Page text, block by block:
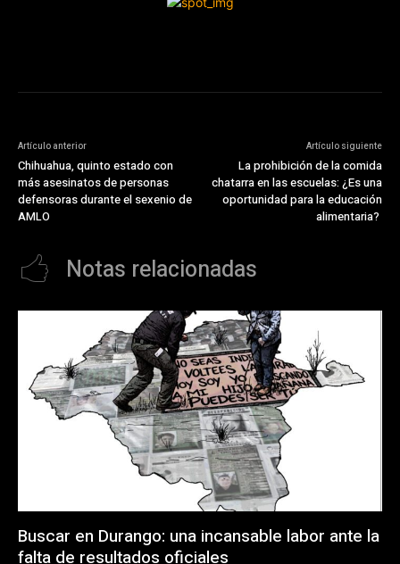
Artículo anterior
Chihuahua, quinto estado con
más asesinatos de personas
defensoras durante el sexenio de
AMLO
Artículo siguiente
La prohibición de la comida
chatarra en las escuelas: ¿Es una
oportunidad para la educación
alimentaria?
Notas relacionadas
Buscar en Durango: una incansable labor ante la
falta de resultados oficiales